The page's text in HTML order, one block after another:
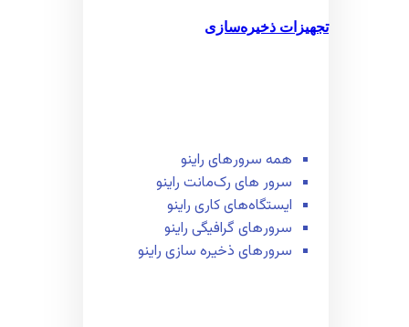
تجهیزات ذخیره‌سازی
همه سرور‌های راینو
سرور ‌های رک‌مانت راینو
ایستگاه‌های کاری راینو
سرور‌های گرافیگی راینو
سرور‌های ذخیره سازی راینو